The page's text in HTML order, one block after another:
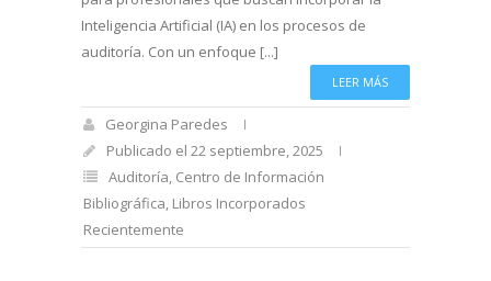
Inteligencia Artificial (IA) en los procesos de
auditoría. Con un enfoque [...]
LEER MÁS
Georgina Paredes
Publicado el 22 septiembre, 2025
Auditoría, Centro de Información
Bibliográfica, Libros Incorporados
Recientemente